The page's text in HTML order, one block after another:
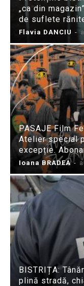
„ca din
de suflete
Flavia DANCIU -
PASAJE Film
Atelier special
excepție.
Ioana BRADEA -
BISTRIȚA:
plină stradă,